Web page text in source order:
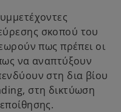
σκοπού του
πως πρέπει οι
να αναπτύξουν
στη δια βίου
στη δικτύωση
o
e